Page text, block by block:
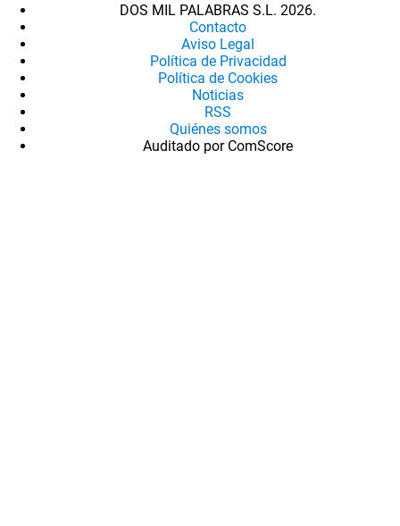
DOS MIL PALABRAS S.L. 2026.
Contacto
Aviso Legal
Política de Privacidad
Política de Cookies
Noticias
RSS
Quiénes somos
Auditado por ComScore